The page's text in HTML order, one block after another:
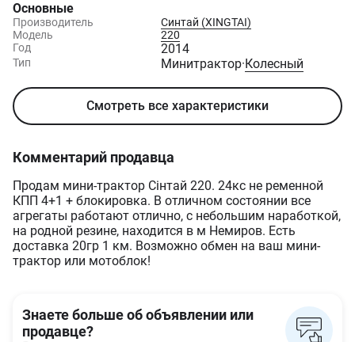
Основные
Производитель
Синтай (XINGTAI)
Модель
220
Год
2014
Тип Минитрактор·Колесный
Смотреть все характеристики
Комментарий продавца
Продам мини-трактор Сінтай 220. 24кс не ременной
КПП 4+1 + блокировка. В отличном состоянии все
агрегаты работают отлично, с небольшим наработкой,
на родной резине, находится в м Немиров. Есть
доставка 20гр 1 км. Возможно обмен на ваш мини-
трактор или мотоблок!
Знаете больше об объявлении или
продавце?